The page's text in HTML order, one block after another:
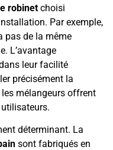
robinet choisi
Par exemple,
pas de la même
L’avantage
leur facilité
précisément la
les mélangeurs offrent
déterminant. La
sont fabriqués en